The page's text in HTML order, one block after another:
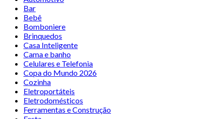
Bar
Bebê
Bomboniere
Brinquedos
Casa Inteligente
Cama e banho
Celulares e Telefonia
Copa do Mundo 2026
Cozinha
Eletroportáteis
Eletrodomésticos
Ferramentas e Construção